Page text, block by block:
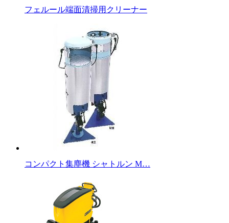
フェルール端面清掃用クリーナー
コンパクト集塵機 シャトルン M…